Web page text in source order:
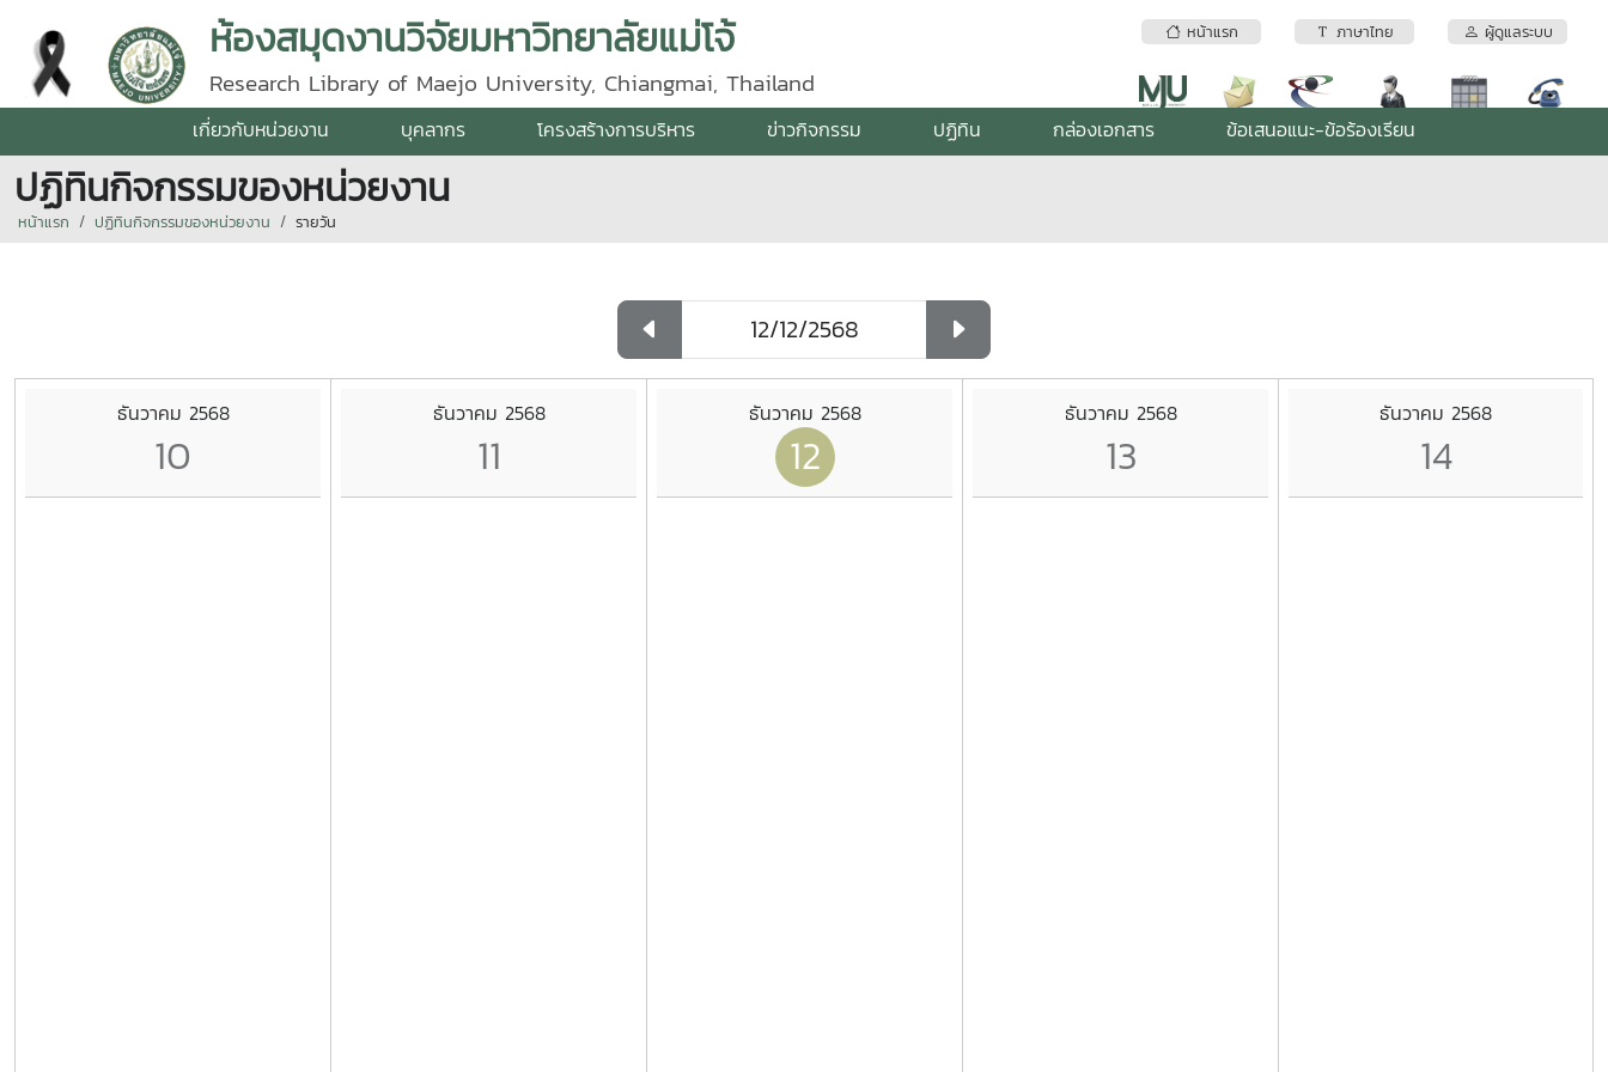
หน้าแรก ภาษาไทย ผู้ดูแลระบบ
ห้องสมุดงานวิจัยมหาวิทยาลัยแม่โจ้
Research Library of Maejo University, Chiangmai, Thailand
เกี่ยวกับหน่วยงาน บุคลากร โครงสร้างการบริหาร ข่าวกิจกรรม ปฏิทิน กล่องเอกสาร ข้อเสนอแนะ-ข้อร้องเรียน
ปฏิทินกิจกรรมของหน่วยงาน
หน้าแรก ปฏิทินกิจกรรมของหน่วยงาน รายวัน
ธันวาคม 2568
10
ธันวาคม 2568
11
ธันวาคม 2568
12
ธันวาคม 2568
13
ธันวาคม 2568
14